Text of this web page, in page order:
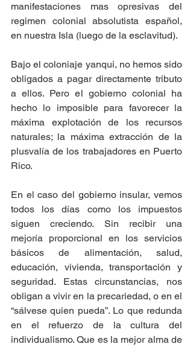
manifestaciones mas opresivas del
regimen colonial absolutista español,
en nuestra Isla (luego de la esclavitud).
Bajo el coloniaje yanqui, no hemos sido
obligados a pagar directamente tributo
a ellos. Pero el gobierno colonial ha
hecho lo imposible para favorecer la
máxima explotación de los recursos
naturales; la máxima extracción de la
plusvalía de los trabajadores en Puerto
Rico.
En el caso del gobierno insular, vemos
todos los días como los impuestos
siguen creciendo. Sin recibir una
mejoría proporcional en los servicios
básicos de alimentación, salud,
educación, vivienda, transportación y
seguridad. Estas circunstancias, nos
obligan a vivir en la precariedad, o en el
“sálvese quien pueda”. Lo que redunda
en el refuerzo de la cultura del
individualismo. Que es la mejor alma de